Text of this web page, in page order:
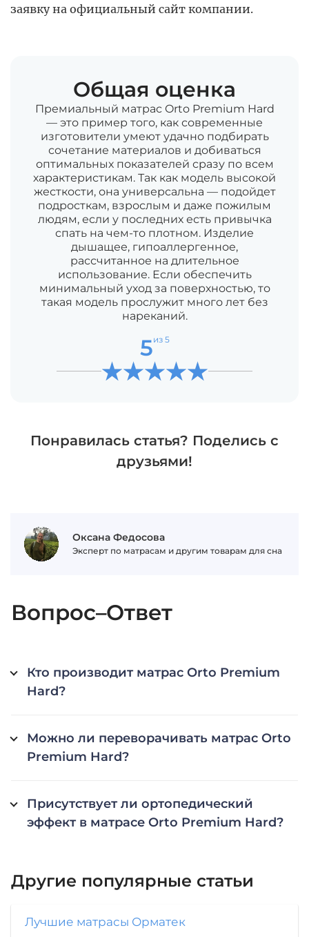
заявку на официальный сайт компании.
Общая оценка
Премиальный матрас Orto Premium Hard
— это пример того, как современные
изготовители умеют удачно подбирать
сочетание материалов и добиваться
оптимальных показателей сразу по всем
характеристикам. Так как модель высокой
жесткости, она универсальна — подойдет
подросткам, взрослым и даже пожилым
людям, если у последних есть привычка
спать на чем-то плотном. Изделие
дышащее, гипоаллергенное,
рассчитанное на длительное
использование. Если обеспечить
минимальный уход за поверхностью, то
такая модель прослужит много лет без
нареканий.
5из 5
Понравилась статья? Поделись с
друзьями!
Оксана Федосова
Эксперт по матрасам и другим товарам для сна
Вопрос–Ответ
Кто производит матрас Orto Premium
Hard?
Можно ли переворачивать матрас Orto
Premium Hard?
Присутствует ли ортопедический
эффект в матрасе Orto Premium Hard?
Другие популярные статьи
Лучшие матрасы Орматек